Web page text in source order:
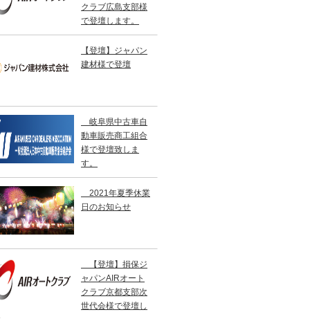
クラブ広島支部様
で登壇します。
【登壇】ジャパン
建材様で登壇
岐阜県中古車自
動車販売商工組合
様で登壇致しま
す。
2021年夏季休業
日のお知らせ
【登壇】損保ジ
ャパンAIRオート
クラブ京都支部次
世代会様で登壇し